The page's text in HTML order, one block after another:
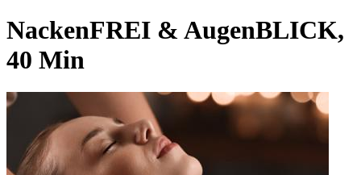
NackenFREI & AugenBLICK,
40 Min